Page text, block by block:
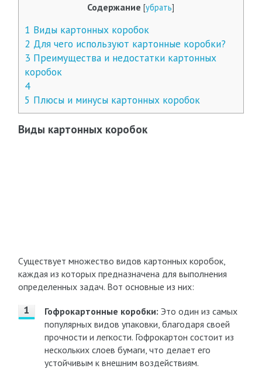
Содержание [убрать]
1 Виды картонных коробок
2 Для чего используют картонные коробки?
3 Преимущества и недостатки картонных
коробок
4
5 Плюсы и минусы картонных коробок
Виды картонных коробок
Существует множество видов картонных коробок,
каждая из которых предназначена для выполнения
определенных задач. Вот основные из них:
Гофрокартонные коробки: Это один из самых
популярных видов упаковки, благодаря своей
прочности и легкости. Гофрокартон состоит из
нескольких слоев бумаги, что делает его
устойчивым к внешним воздействиям.